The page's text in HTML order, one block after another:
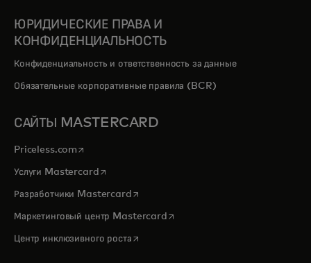
ЮРИДИЧЕСКИЕ ПРАВА И
КОНФИДЕНЦИАЛЬНОСТЬ
Конфиденциальность и ответственность за данные
Обязательные корпоративные правила (BCR)
САЙТЫ MASTERCARD
Priceless.com opens in a new tab
Услуги Mastercardopens in a new tab
Разработчики Mastercardopens in a new tab
Маркетинговый центр Mastercardopens in a new tab
Центр инклюзивного ростаopens in a new tab